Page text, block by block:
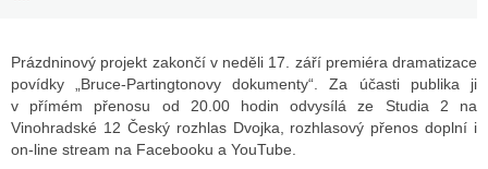
Prázdninový projekt zakončí v neděli 17. září premiéra dramatizace
povídky „Bruce-Partingtonovy dokumenty“. Za účasti publika ji
v přímém přenosu od 20.00 hodin odvysílá ze Studia 2 na
Vinohradské 12 Český rozhlas Dvojka, rozhlasový přenos doplní i
on-line stream na Facebooku a YouTube.